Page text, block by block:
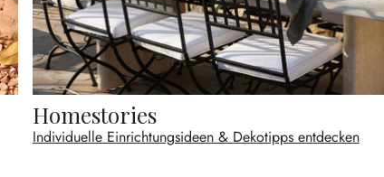
Homestories
Individuelle Einrichtungsideen & Dekotipps entdecken